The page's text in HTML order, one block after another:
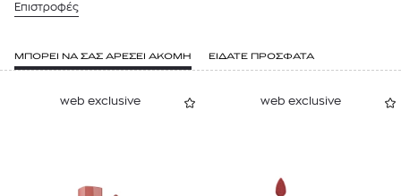
Επιστροφές
ΜΠΟΡΕΙ ΝΑ ΣΑΣ ΑΡΕΣΕΙ ΑΚΟΜΗ ΕΙΔΑΤΕ ΠΡΟΣΦΑΤΑ
web exclusive web exclusive